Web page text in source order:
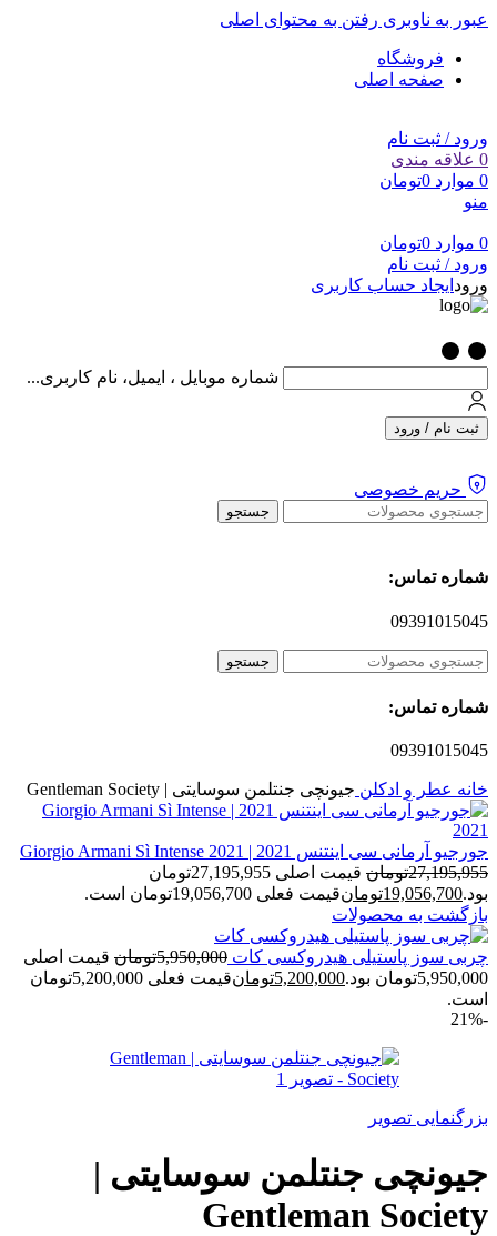
عبور به ناوبری رفتن به محتوای اصلی
فروشگاه
صفحه اصلی
ورود / ثبت نام
0 علاقه مندی
0 موارد 0تومان
منو
0 موارد 0تومان
ورود / ثبت نام
ورود ایجاد حساب کاربری
شماره موبایل ، ایمیل، نام کاربری...
ثبت نام / ورود
حریم خصوصی
جستجو
شماره تماس:
09391015045
جستجو
شماره تماس:
09391015045
خانه عطر و ادکلن جیونچی جنتلمن سوسایتی | Gentleman Society
جورجیو آرمانی سی اینتنس 2021 | Giorgio Armani Sì Intense 2021
27,195,955تومان
قیمت اصلی 27,195,955تومان
بود.19,056,700تومانقیمت فعلی 19,056,700تومان است.
بازگشت به محصولات
چربی سوز پاستیلی هیدروکسی کات 5,950,000تومان قیمت اصلی
5,950,000تومان بود.
5,200,000تومان
قیمت فعلی 5,200,000تومان
است.
-21%
بزرگنمایی تصویر
جیونچی جنتلمن سوسایتی |
Gentleman Society